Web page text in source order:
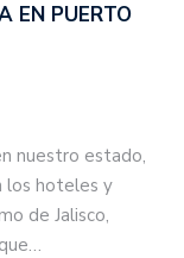
EN PUERTO
nuestro estado,
los hoteles y
de Jalisco,